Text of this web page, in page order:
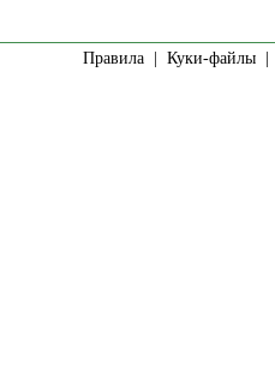
Правила| Куки-файлы|